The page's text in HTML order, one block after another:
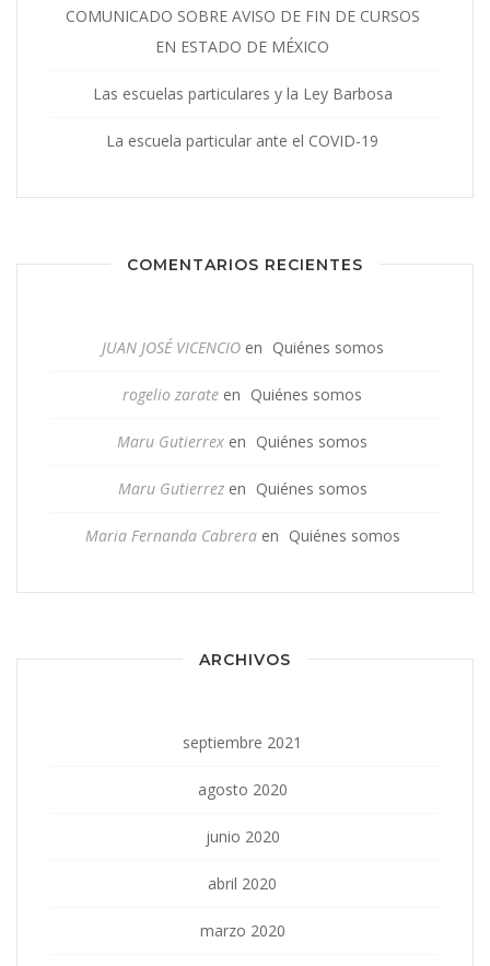
COMUNICADO SOBRE AVISO DE FIN DE CURSOS
EN ESTADO DE MÉXICO
Las escuelas particulares y la Ley Barbosa
La escuela particular ante el COVID-19
COMENTARIOS RECIENTES
JUAN JOSÉ VICENCIOen Quiénes somos
rogelio zarate en Quiénes somos
Maru Gutierrex en Quiénes somos
Maru Gutierrezen Quiénes somos
Maria Fernanda Cabreraen Quiénes somos
ARCHIVOS
septiembre 2021
agosto 2020
junio 2020
abril 2020
marzo 2020